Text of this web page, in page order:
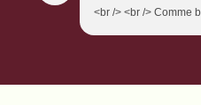
<br /> <br /> Comme